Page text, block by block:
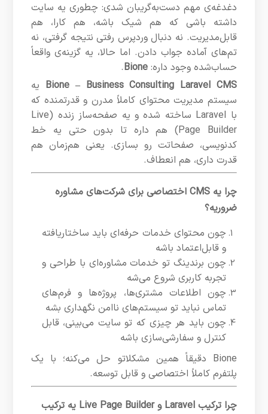
دغدغه‌ی مهم دست‌به‌گریبان شدی: چطوری یه سایت
داشته باشی که هم شیک باشه، هم کارا، هم
قابل‌مدیریت. نه دنبال وردپرس رفتی نتیجه گرفتی، نه
تم‌های آماده جواب دادن. اما حالا، یه گزینه‌ی واقعاً
حساب‌شده وجود داره:Bione
.
Bione – Business Consulting Laravel CMS یه
سیستم مدیریت محتوای کاملاً مدرن و قدرتمنده که
با Laravel ساخته شده و یه صفحه‌ساز زنده (Live
Page Builder) هم داره تا بدون حتی یه خط
کدنویسی، صفحاتت رو بسازی. یعنی هم‌زمان هم
قدرت داری، هم انعطاف.
چرا یه CMS اختصاصی برای شرکت‌های مشاوره
ضروریه؟
چون محتوای خدمات حرفه‌ای باید ساختاریافته
و قابل‌اعتماد باشه
چون برندینگ تو خدمات مشاوره‌ای با طراحی و
تجربه کاربری شروع می‌شه
چون اطلاعات مشتری‌ها، پروژه‌ها و فرم‌های
تماس نباید تو سیستم‌های ناامن نگهداری بشه
چون باید هر چیزی که تو سایت می‌بینی، قابل
کنترل و سفارشی‌سازی باشه
Bione دقیقاً همین مشکلاتو حل می‌کنه؛ با یک
پلتفرم کاملاً اختصاصی و قابل توسعه.
چرا ترکیب Laravel و Live Page Builder یه ترکیب